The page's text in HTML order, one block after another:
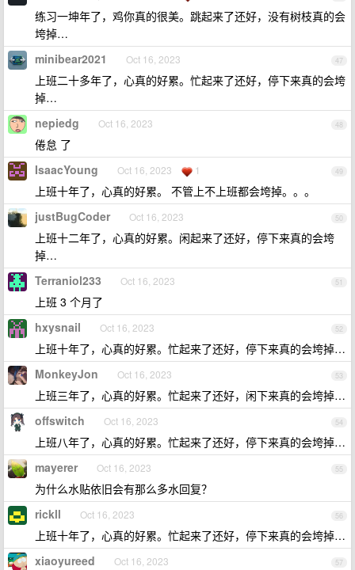
练习一坤年了，鸡你真的很美。跳起来了还好，没有树枝真的会
垮掉…
47
minibear2021 Oct 16, 2023
上班二十多年了，心真的好累。忙起来了还好，停下来真的会垮
掉…
48
nepiedg Oct 16, 2023
倦怠 了
49
IsaacYoung Oct 16, 2023 1
上班十年了，心真的好累。 不管上不上班都会垮掉。。。
50
justBugCoder Oct 16, 2023
上班十二年了，心真的好累。闲起来了还好，停下来真的会垮
掉…
51
Terraniol233 Oct 16, 2023
上班 3 个月了
52
hxysnail Oct 16, 2023
上班十年了，心真的好累。忙起来了还好，停下来真的会垮掉…
53
MonkeyJon Oct 16, 2023
上班三年了，心真的好累。忙起来了还好，闲下来真的会垮掉…
54
offswitch Oct 16, 2023
上班八年了，心真的好累。忙起来了还好，停下来真的会垮掉…
55
mayerer Oct 16, 2023
为什么水贴依旧会有那么多水回复？
56
rickll Oct 16, 2023
上班十年了，心真的好累。忙起来了还好，停下来真的会垮掉…
57
xiaoyureed Oct 16, 2023